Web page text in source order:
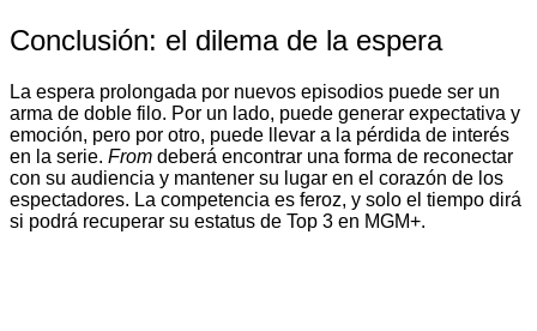
Conclusión: el dilema de la espera
La espera prolongada por nuevos episodios puede ser un
arma de doble filo. Por un lado, puede generar expectativa y
emoción, pero por otro, puede llevar a la pérdida de interés
en la serie. From deberá encontrar una forma de reconectar
con su audiencia y mantener su lugar en el corazón de los
espectadores. La competencia es feroz, y solo el tiempo dirá
si podrá recuperar su estatus de Top 3 en MGM+.